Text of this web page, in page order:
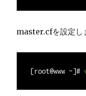
master.cfを設定し
[root@www ~]#